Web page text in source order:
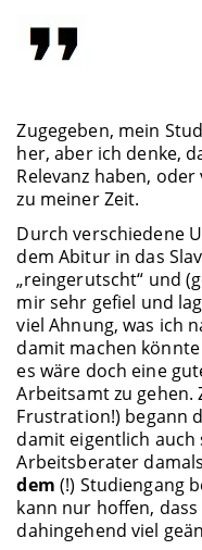
Zugegeben, mein
her, aber ich denke,
Relevanz haben,
zu meiner Zeit.
Durch verschiedene
dem Abitur in das
„reingerutscht“ und
mir sehr gefiel und
viel Ahnung, was ich
damit machen
es wäre doch eine
Arbeitsamt zu
Frustration!) begann
damit eigentlich auch
Arbeitsberater damals
dem (!) Studiengang
kann nur hoffen,
dahingehend viel